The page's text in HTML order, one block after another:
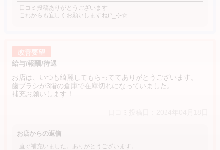
口コミ投稿ありがとうございます
これからも宜しくお願いしますね(^_-)-☆
改善要望
給与/報酬/待遇
お店は、いつも綺麗してもらっててありがとうございます。
歯ブラシが3階の倉庫で在庫切れになっていました。
補充お願いします！
お店からの返信
直ぐ補充いました。ありがとうございます。